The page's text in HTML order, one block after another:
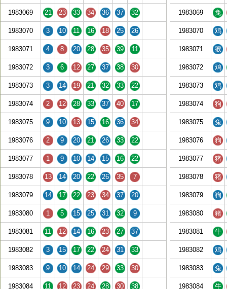
1983069 21 23 33 34 36 37 32
1983070 3 10 11 16 18 25 26
1983071 4 8 20 28 35 39 11
1983072 3 6 12 27 37 38 30
1983073 3 14 19 21 32 33 22
1983074 2 12 28 33 37 40 17
1983075 9 10 13 15 16 36 34
1983076 2 9 20 21 26 33 22
1983077 1 9 10 14 15 16 22
1983078 13 14 20 22 26 35 7
1983079 14 17 22 23 34 37 20
1983080 1 5 15 25 31 32 9
1983081 11 12 14 16 23 27 37
1983082 3 15 17 22 24 31 33
1983083 9 10 14 24 29 33 30
1983084 11 12 23 24 28 30 38
1983069 兔
1983070 鸡
1983071 猴
1983072 鸡
1983073 鸡
1983074 狗
1983075 兔
1983076 狗
1983077 猪
1983078 猪
1983079 狗
1983080 猪
1983081 牛
1983082 鸡
1983083 兔
1983084 牛